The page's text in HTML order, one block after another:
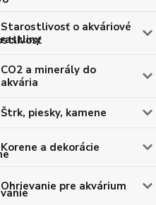
Starostlivosť o akváriové
rastliny
CO2 a minerály do
akvária
Štrk, piesky, kamene
Korene a dekorácie
Ohrievanie pre akvárium